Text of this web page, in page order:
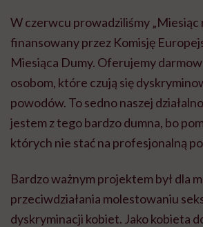
W czerwcu prowadziliśmy „Miesiąc
finansowany przez Komisję
Miesiąca Dumy. Oferujemy
osobom, które czują się
powodów. To sedno naszej
jestem z tego bardzo dumna, bo
których nie stać na profesjonalną
Bardzo ważnym projektem był dla
przeciwdziałania molestowaniu
dyskryminacji kobiet. Jako kobieta